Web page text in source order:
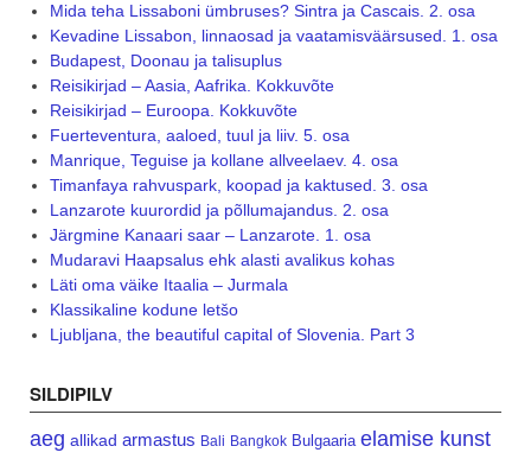
Mida teha Lissaboni ümbruses? Sintra ja Cascais. 2. osa
Kevadine Lissabon, linnaosad ja vaatamisväärsused. 1. osa
Budapest, Doonau ja talisuplus
Reisikirjad – Aasia, Aafrika. Kokkuvõte
Reisikirjad – Euroopa. Kokkuvõte
Fuerteventura, aaloed, tuul ja liiv. 5. osa
Manrique, Teguise ja kollane allveelaev. 4. osa
Timanfaya rahvuspark, koopad ja kaktused. 3. osa
Lanzarote kuurordid ja põllumajandus. 2. osa
Järgmine Kanaari saar – Lanzarote. 1. osa
Mudaravi Haapsalus ehk alasti avalikus kohas
Läti oma väike Itaalia – Jurmala
Klassikaline kodune letšo
Ljubljana, the beautiful capital of Slovenia. Part 3
SILDIPILV
aeg allikad armastus Bali Bangkok Bulgaaria elamise kunst